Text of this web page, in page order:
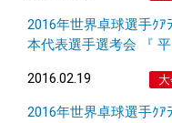
2016年世界卓球選手ｸ
本代表選手選考会 『
2016.02.19
2016年世界卓球選手ｸ